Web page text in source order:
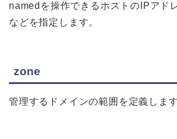
namedを操作できるホストのIPアド
などを指定します。
zone
管理するドメインの範囲を定義します